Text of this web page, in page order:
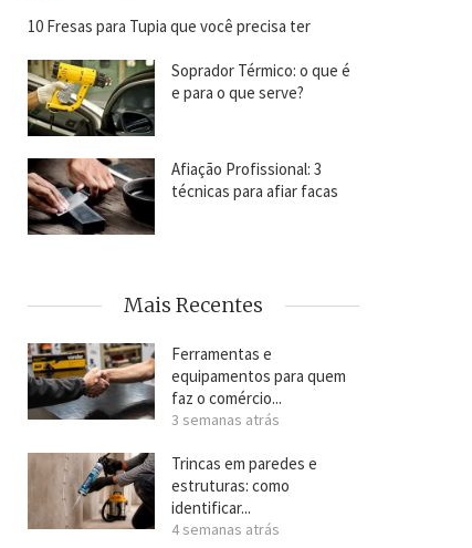
10 Fresas para Tupia que você precisa ter
Soprador Térmico: o que é
e para o que serve?
Afiação Profissional: 3
técnicas para afiar facas
Mais Recentes
Ferramentas e
equipamentos para quem
faz o comércio...
3 semanas atrás
Trincas em paredes e
estruturas: como
identificar...
4 semanas atrás